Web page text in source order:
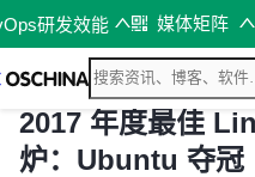
研发效能 媒体矩阵
2017 年度最佳
炉：Ubuntu 夺冠